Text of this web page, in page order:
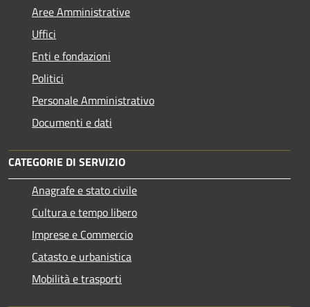
Aree Amministrative
Uffici
Enti e fondazioni
Politici
Personale Amministrativo
Documenti e dati
CATEGORIE DI SERVIZIO
Anagrafe e stato civile
Cultura e tempo libero
Imprese e Commercio
Catasto e urbanistica
Mobilità e trasporti